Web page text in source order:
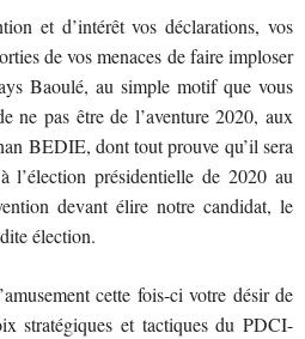
et d’intérêt vos déclarations, vos
de vos menaces de faire imploser
Baoulé, au simple motif que vous
ne pas être de l’aventure 2020, aux
BEDIE, dont tout prouve qu’il sera
présidentielle de 2020 au
devant élire notre candidat, le
élection.
cette fois-ci votre désir de
stratégiques et tactiques du PDCI-